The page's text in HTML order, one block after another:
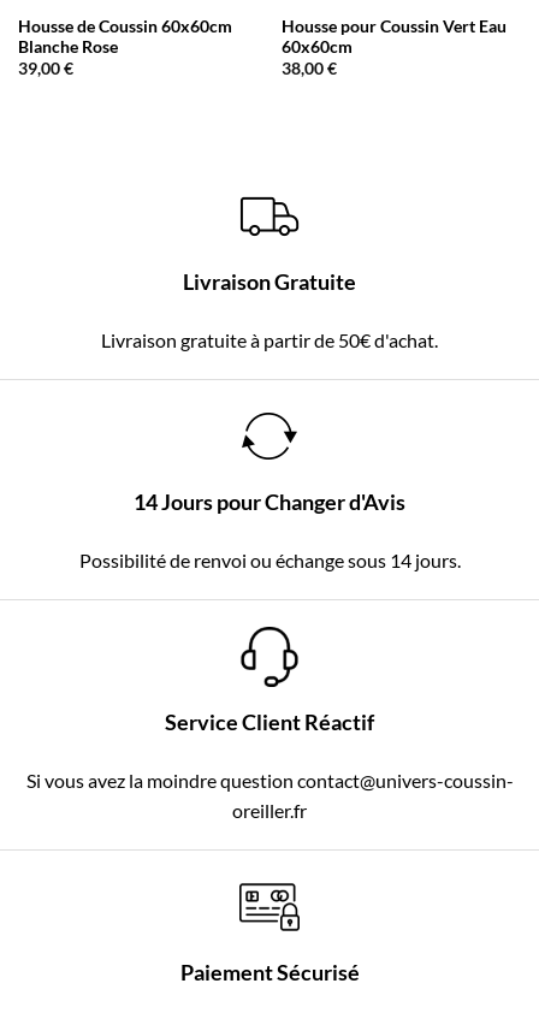
Housse de Coussin 60x60cm
Blanche Rose
39,00€
Housse pour Coussin Vert Eau
60x60cm
38,00€
Livraison Gratuite
Livraison gratuite à partir de 50€ d'achat.
14 Jours pour Changer d'Avis
Possibilité de renvoi ou échange sous 14 jours.
Service Client Réactif
Si vous avez la moindre question contact@univers-coussin-
oreiller.fr
Paiement Sécurisé